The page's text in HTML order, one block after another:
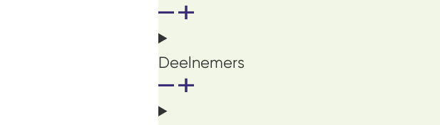
Deelnemers